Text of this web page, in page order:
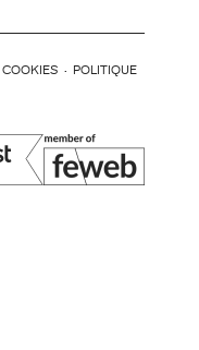
COOKIES · POLITIQUE